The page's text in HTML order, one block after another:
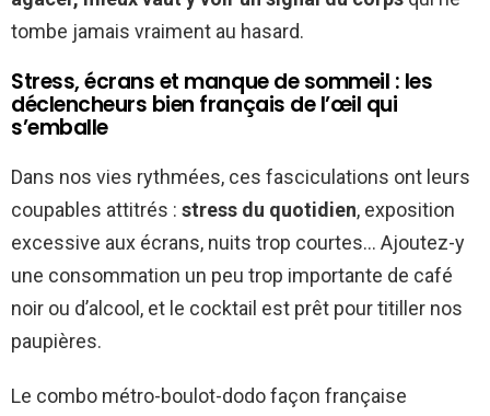
tombe jamais vraiment au hasard.
Stress, écrans et manque de sommeil : les
déclencheurs bien français de l’œil qui
s’emballe
Dans nos vies rythmées, ces fasciculations ont leurs
coupables attitrés : stress du quotidien, exposition
excessive aux écrans, nuits trop courtes… Ajoutez-y
une consommation un peu trop importante de café
noir ou d’alcool, et le cocktail est prêt pour titiller nos
paupières.
Le combo métro-boulot-dodo façon française